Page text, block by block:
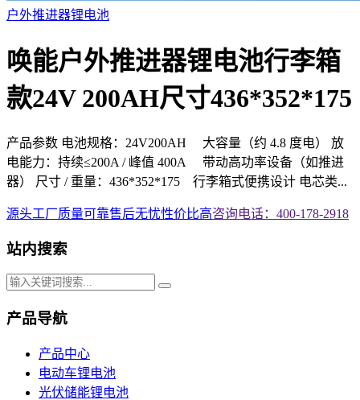
户外推进器锂电池
唤能户外推进器锂电池行李箱
款24V 200AH尺寸436*352*175
产品参数 电池规格：24V200AH 大容量（约 4.8 度电） 放
电能力：持续≤200A / 峰值 400A 带动高功率设备（如推进
器） 尺寸 / 重量：436*352*175 行李箱式便携设计 电芯类...
源头工厂质量可靠售后无忧性价比高咨询电话：400-178-2918
站内搜索
产品导航
产品中心
电动车锂电池
光伏储能锂电池